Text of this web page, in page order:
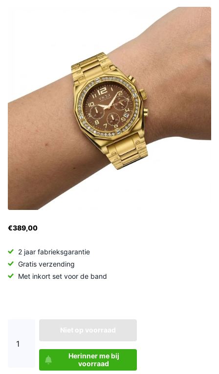
€389,00
2 jaar fabrieksgarantie
Gratis verzending
Met inkort set voor de band
Niet op voorraad
Herinner me bij
voorraad